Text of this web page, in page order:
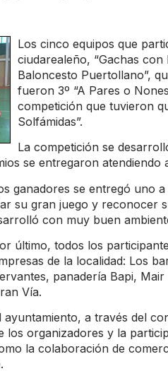
Los cinco equipos que
ciudarealeño, “Gachas
Baloncesto Puertollano”,
fueron 3º “A Pares o
competición que tuvieron
Solfámidas”.
La competición se
se entregaron atendiendo
ganadores se entregó uno
su gran juego y
con muy buen
último, todos los
de la localidad: Los
panadería Bapi,
Vía.
ayuntamiento, a través del
los organizadores y la
la colaboración de